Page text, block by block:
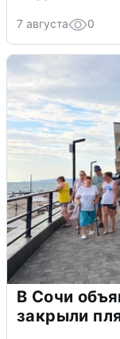
7 августа 0
В Сочи
закрыли